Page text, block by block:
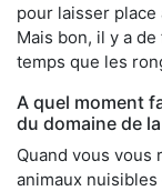
pour laisser
Mais bon, il y a
temps que les
A quel moment
du domaine de
Quand vous vous
animaux